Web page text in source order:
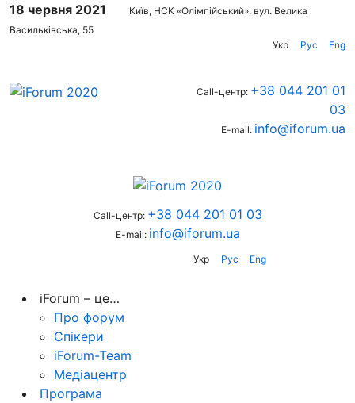
18 червня 2021
Київ, НСК «Олімпійський», вул. Велика
Васильківська, 55
Укр
Рус Eng
Call-центр: +38 044 201 01
03
E-mail: info@iforum.ua
Call-центр: +38 044 201 01 03
E-mail: info@iforum.ua
Укр Рус Eng
iForum – це…
Про форум
Спікери
iForum-Team
Медіацентр
Програма